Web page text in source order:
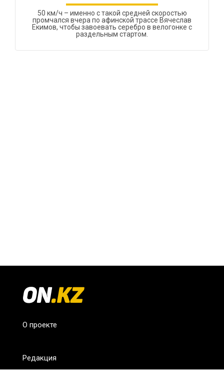
50 км/ч – именно с такой средней скоростью
промчался вчера по афинской трассе Вячеслав
Екимов, чтобы завоевать серебро в велогонке с
раздельным стартом.
О проекте
Редакция